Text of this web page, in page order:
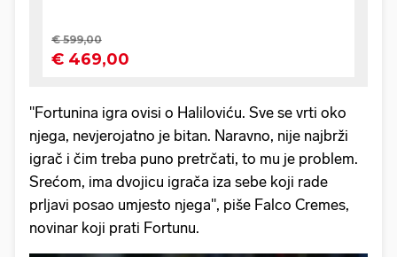
"Fortunina igra ovisi o Haliloviću. Sve se vrti oko
njega, nevjerojatno je bitan. Naravno, nije najbrži
igrač i čim treba puno pretrčati, to mu je problem.
Srećom, ima dvojicu igrača iza sebe koji rade
prljavi posao umjesto njega", piše Falco Cremes,
novinar koji prati Fortunu.